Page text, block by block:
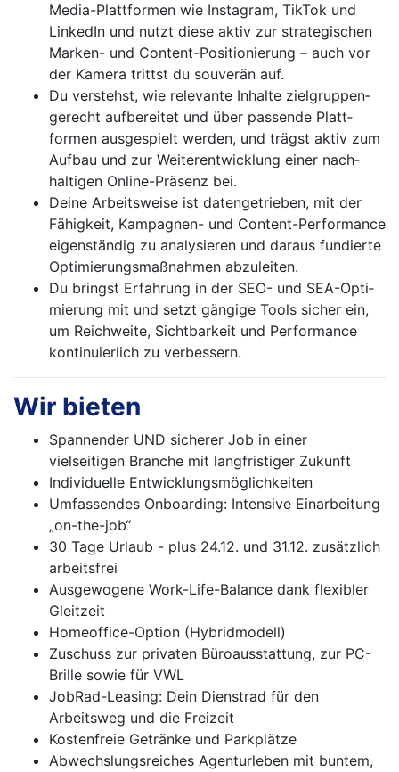
Media-Plattformen wie Instagram, TikTok und
LinkedIn und nutzt diese aktiv zur strategischen
Marken- und Content-Positionierung – auch vor
der Kamera trittst du souverän auf.
Du verstehst, wie relevante Inhalte zielgruppen­
gerecht aufbereitet und über passende Platt­
formen ausgespielt werden, und trägst aktiv zum
Aufbau und zur Weiterentwicklung einer nach­
haltigen Online-Präsenz bei.
Deine Arbeitsweise ist datengetrieben, mit der
Fähigkeit, Kampagnen- und Content-Perfor­mance
eigenständig zu analysieren und daraus fundierte
Optimierungsmaßnahmen abzuleiten.
Du bringst Erfahrung in der SEO- und SEA-Opti­
mierung mit und setzt gängige Tools sicher ein,
um Reichweite, Sichtbarkeit und Performance
kontinuierlich zu verbessern.
Wir bieten
Spannender UND sicherer Job in einer
vielseitigen Branche mit langfristiger Zukunft
Individuelle Entwicklungsmöglichkeiten
Umfassendes Onboarding: Intensive Einarbeitung
„on-the-job“
30 Tage Urlaub - plus 24.12. und 31.12. zusätzlich
arbeitsfrei
Ausgewogene Work-Life-Balance dank flexibler
Gleitzeit
Homeoffice-Option (Hybridmodell)
Zuschuss zur privaten Büroausstattung, zur PC-
Brille sowie für VWL
JobRad-Leasing: Dein Dienstrad für den
Arbeitsweg und die Freizeit
Kostenfreie Getränke und Parkplätze
Abwechslungsreiches Agenturleben mit buntem,